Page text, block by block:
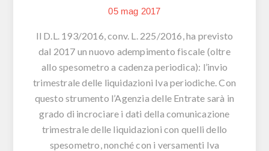
05 mag 2017
Il D.L. 193/2016, conv. L. 225/2016, ha previsto
dal 2017 un nuovo adempimento fiscale (oltre
allo spesometro a cadenza periodica): l’invio
trimestrale delle liquidazioni Iva periodiche. Con
questo strumento l’Agenzia delle Entrate sarà in
grado di incrociare i dati della comunicazione
trimestrale delle liquidazioni con quelli dello
spesometro, nonché con i versamenti Iva